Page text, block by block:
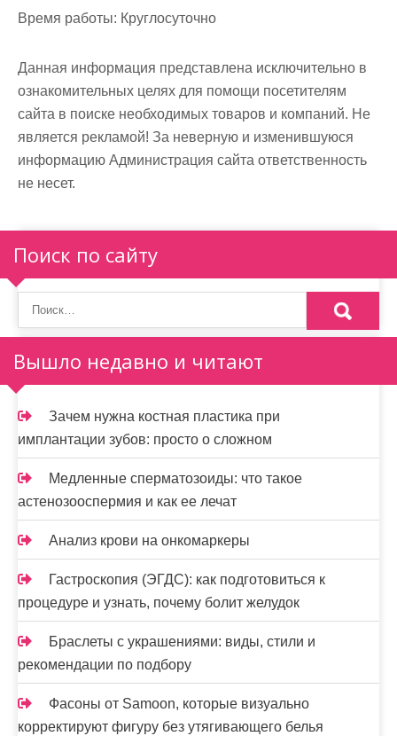
Время работы: Круглосуточно
Данная информация представлена исключительно в
ознакомительных целях для помощи посетителям
сайта в поиске необходимых товаров и компаний. Не
является рекламой! За неверную и изменившуюся
информацию Администрация сайта ответственность
не несет.
Поиск по сайту
Вышло недавно и читают
Зачем нужна костная пластика при
имплантации зубов: просто о сложном
Медленные сперматозоиды: что такое
астенозооспермия и как ее лечат
Анализ крови на онкомаркеры
Гастроскопия (ЭГДС): как подготовиться к
процедуре и узнать, почему болит желудок
Браслеты с украшениями: виды, стили и
рекомендации по подбору
Фасоны от Samoon, которые визуально
корректируют фигуру без утягивающего белья